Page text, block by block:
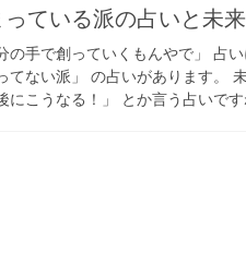
っている派の占いと未
の手で創っていくもんやで」 占
てない派」 の占いがあります。
にこうなる！」 とか言う占いで